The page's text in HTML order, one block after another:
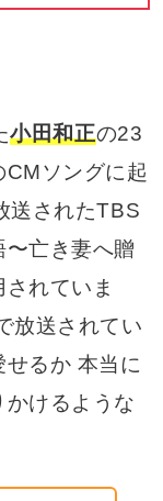
小田和正の23
ソングに起
送されたTBS
〜亡き妻へ贈
れていま
放送されてい
るか 本当に
けるような